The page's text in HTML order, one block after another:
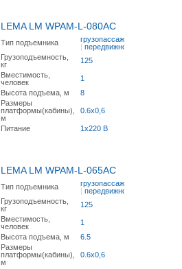
LEMA LM WPAM-L-080AC
Тип подъемника
грузопассажирский
| передвижной
Грузоподъемность,
кг
125
Вместимость,
человек
1
Высота подъема, м
8
Размеры
платформы(кабины),
м
0.6x0,6
Питание 1x220 В
LEMA LM WPAM-L-065AC
Тип подъемника
грузопассажирский
| передвижной
Грузоподъемность,
кг
125
Вместимость,
человек
1
Высота подъема, м
6.5
Размеры
платформы(кабины),
м
0.6x0,6